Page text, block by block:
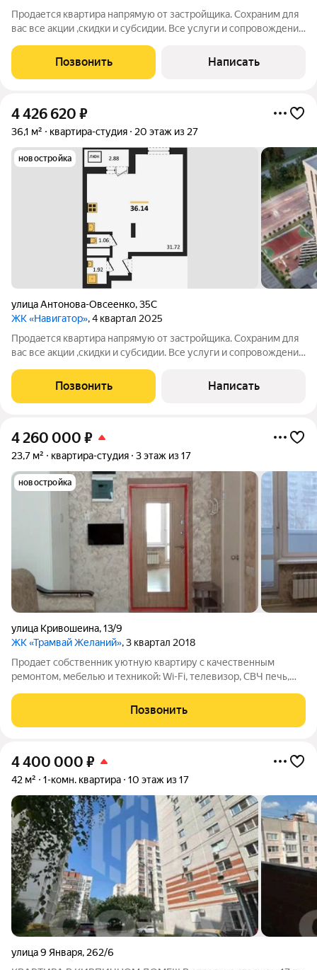
Продается квартира напрямую от застройщика. Сохраним для
вас все акции ,скидки и субсидии. Все услуги и сопровождение
получаете подарок телевизор на кухню. Жилой комплекс
расположен в
Позвонить Написать
4 426 620 ₽
36,1 м² квартира-студия 20 этаж из 27
новостройка
улица Антонова-Овсеенко,35С
ЖК «Навигатор», 4 квартал 2025
Продается квартира напрямую от застройщика. Сохраним для
вас все акции ,скидки и субсидии. Все услуги и сопровождение
получаете подарок телевизор на кухню. Жилой комплекс
расположен в
Позвонить Написать
4 260 000 ₽
23,7 м² квартира-студия 3 этаж из 17
новостройка
улица Кривошеина,13/9
ЖК «Трамвай Желаний», 3 квартал 2018
Продает собственник уютную квартиру с качественным
ремонтом, мебелью и техникой: Wi-Fi, телевизор, СВЧ печь,
машина. Мебель новая и техника новая остаются. Расстановка
мебели и техники удобная
Позвонить
4 400 000 ₽
42 м² 1-комн. квартира 10 этаж из 17
улица 9 Января, 262/6